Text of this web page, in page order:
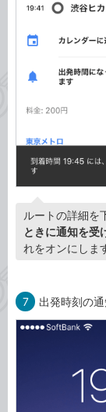
ルートの詳細を
ときに通知を受
れをオンにしま
7 出発時刻の